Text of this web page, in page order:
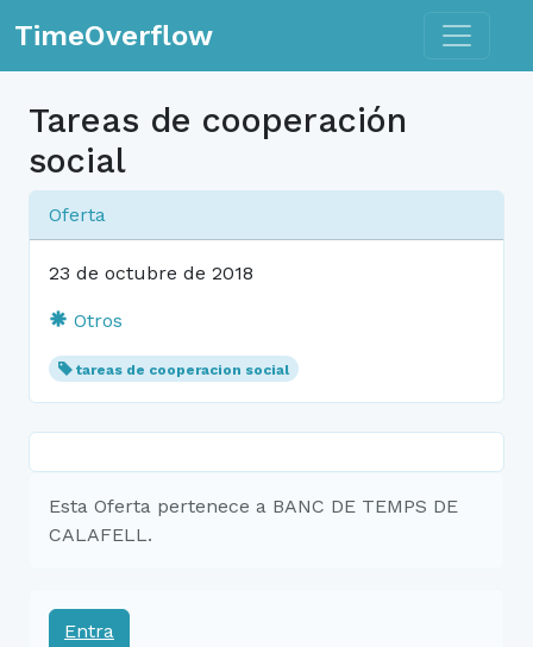
TimeOverflow Toggle
Tareas de cooperación
social
Oferta
23 de octubre de 2018
Otros
tareas de cooperacion social
Esta Oferta pertenece a BANC DE TEMPS DE
CALAFELL.
Entra